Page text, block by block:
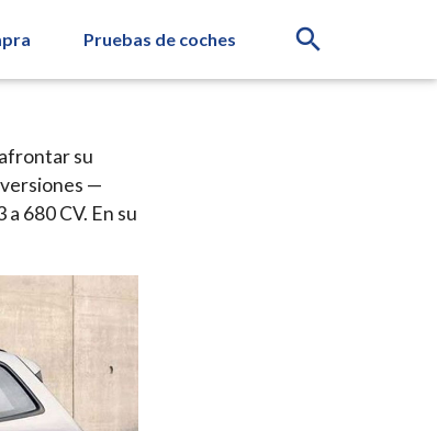
search
Pruebas de coches
su
—
680 CV. En su